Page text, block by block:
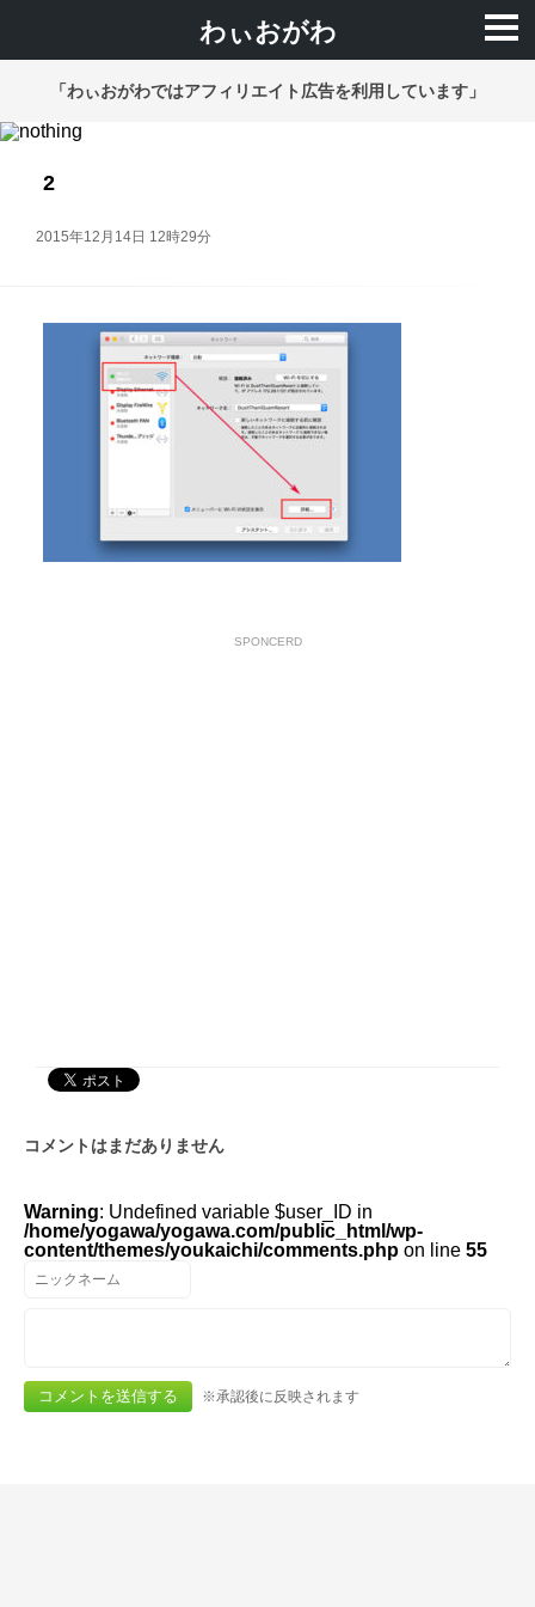
わぃおがわ
「わぃおがわではアフィリエイト広告を利用しています」
2
2015年12月14日 12時29分
SPONCERD
コメントはまだありません
Warning: Undefined variable $user_ID in
/home/yogawa/yogawa.com/public_html/wp-
content/themes/youkaichi/comments.php on line 55
※承認後に反映されます